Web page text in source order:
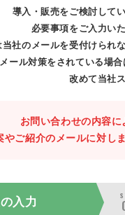
導入・販売をご検討して
必要事項をご入力い
社のメールを受付けられ
ール対策をされている場
改めて当社
お問い合わせの内容に
やご紹介のメールに対し
入力